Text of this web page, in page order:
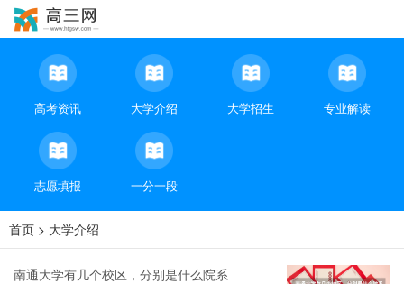
高考资讯 大学介绍 大学招生 专业解读
志愿填报 一分一段
首页 > 大学介绍
南通大学有几个校区，分别是什么院系